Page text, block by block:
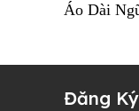
Áo Dài
Đăng